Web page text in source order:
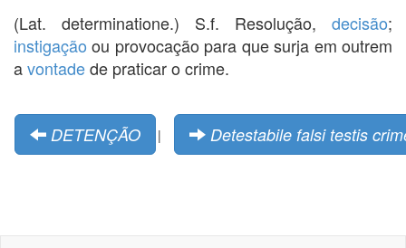
(Lat. determinatione.) S.f. Resolução, decisão;
instigação ou provocação para que surja em outrem
avontadede praticar o crime.
DETENÇÃO | Detestabile falsi testis